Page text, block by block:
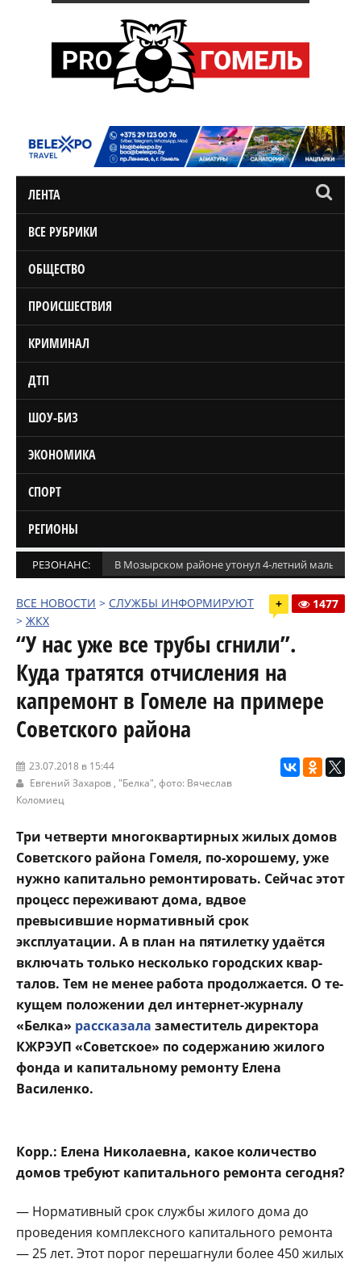
ЛЕНТА
ВСЕ РУБРИКИ
ОБЩЕСТВО
ПРОИСШЕСТВИЯ
КРИМИНАЛ
ДТП
ШОУ-БИЗ
ЭКОНОМИКА
СПОРТ
РЕГИОНЫ
РЕЗОНАНС: В Мозырском районе утонул 4-летний мальчик
ВСЕ НОВОСТИ > СЛУЖБЫ ИНФОРМИРУЮТ
> ЖКХ
+ 1477
“У нас уже все трубы сгнили”.
Куда тратятся отчисления на
капремонт в Гомеле на примере
Советского района
23.07.2018 в 15:44
Евгений Захаров , "Белка", фото: Вячеслав
Коломиец
Три четверти много­квартирных жилых до­мов
Советского района Гомеля, по-хорошему, уже
нужно капитально ремонтиро­вать. Сейчас этот
процесс переживают дома, вдвое
превысившие норматив­ный срок
эксплуатации. А в план на пятилетку уда­ётся
включать только не­сколько городских квар­
талов. Тем не менее ра­бота продолжается. О те­
кущем положении дел интернет-журналу
«Белка» рассказа­ла заместитель директора
КЖРЭУП «Советское» по содержанию жилого
фон­да и капитальному ремон­ту Елена
Василенко.
Корр.: Елена Никола­евна, какое количество
домов требуют капи­тального ремонта се­годня?
— Нормативный срок службы жилого дома до
проведения комплексно­го капитального ремон­та
— 25 лет. Этот порог пе­решагнули более 450 жи­лых